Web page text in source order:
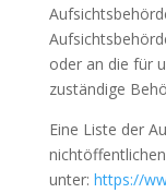
oder an die für
zuständige
Eine Liste der
unter: https://